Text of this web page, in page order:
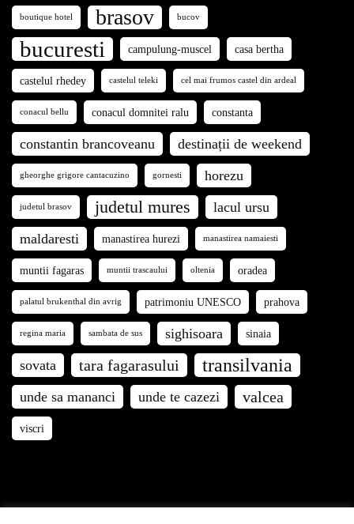
boutique hotel brasov bucov
bucuresti campulung-muscel casa bertha
castelul rhedey castelul teleki cel mai frumos castel din ardeal
conacul bellu conacul domnitei ralu constanta
constantin brancoveanu destinații de weekend
gheorghe grigore cantacuzino gornesti horezu
judetul brasov judetul mures
lacul ursu
maldaresti
manastirea hurezi manastirea namaiesti
muntii fagaras muntii trascaului oltenia oradea
palatul brukenthal din avrig patrimoniu UNESCO prahova
regina maria sambata de sus sighisoara sinaia
sovata tara fagarasului transilvania
unde sa mananci unde te cazezi valcea
viscri